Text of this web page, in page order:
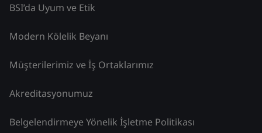
BSI’da Uyum ve Etik
Modern Kölelik Beyanı
Müşterilerimiz ve İş Ortaklarımız
Akreditasyonumuz
Belgelendirmeye Yönelik İşletme Politikası